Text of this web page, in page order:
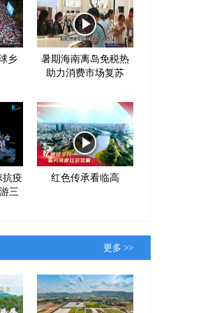
乡
暑期海南离岛免税热
助力消费市场复苏
抗疫
三
红色传承看临高
更多 >>